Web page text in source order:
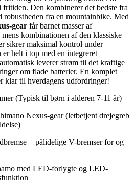
Den kombinerer det bedste fra
robustheden fra en mountainbike. Med
gear får barnet masser af
kombinationen af den klassiske
sikrer maksimal kontrol under
helt i top med en integreret
leverer strøm til det kraftige
om flade batterier. En komplet
klar til hverdagens udfordringer!
(Typisk til børn i alderen 7-11 år)
Nexus-gear (letbetjent drejegreb
+ pålidelige V-bremser for og
med LED-forlygte og LED-